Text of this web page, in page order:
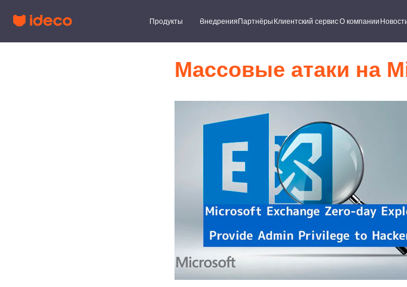
Продукты Внедрения Партнёры Клиентский сервисО компанииНовости
Массовые атаки на